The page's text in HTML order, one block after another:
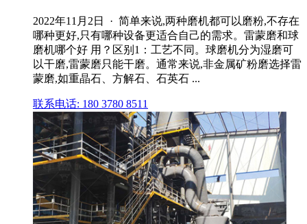
2022年11月2日 · 简单来说,两种磨机都可以磨粉,不存在
哪种更好,只有哪种设备更适合自己的需求。雷蒙磨和球
磨机哪个好 用？区别1：工艺不同。球磨机分为湿磨可
以干磨,雷蒙磨只能干磨。通常来说,非金属矿粉磨选择雷
蒙磨,如重晶石、方解石、石英石 ...
联系电话: 180 3780 8511